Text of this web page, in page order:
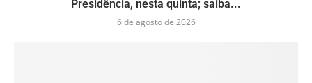
Presidência, nesta quinta; saiba...
6 de agosto de 2026